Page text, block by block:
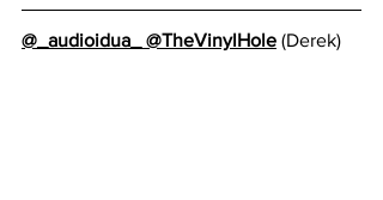
@_audioidua_ @TheVinylHole (Derek)